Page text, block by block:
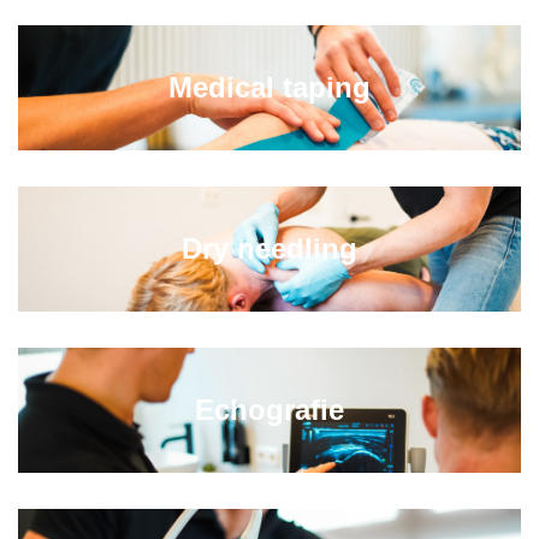
Medical taping
Dry needling
Echografie